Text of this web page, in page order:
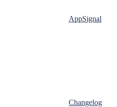
AppSignal
Changelog